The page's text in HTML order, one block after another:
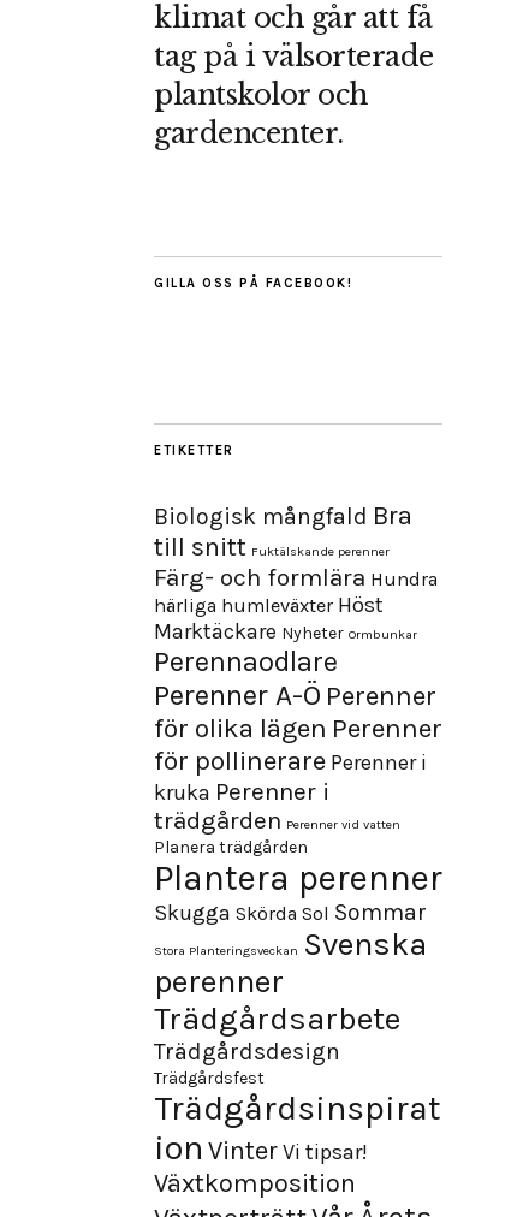
klimat och går att få
tag på i välsorterade
plantskolor och
gardencenter.
GILLA OSS PÅ FACEBOOK!
ETIKETTER
Biologisk mångfald Bra
till snitt Fuktälskande perenner
Färg- och formlära Hundra
härliga humleväxter Höst
Marktäckare Nyheter Ormbunkar
Perennaodlare
Perenner A-Ö Perenner
för olika lägen Perenner
för pollinerare Perenner i
kruka Perenner i
trädgården Perenner vid vatten
Planera trädgården
Plantera perenner
Skugga Skörda Sol Sommar
Stora Planteringsveckan Svenska
perenner
Trädgårdsarbete
Trädgårdsdesign
Trädgårdsfest
Trädgårdsinspirat
ion VinterVi tipsar!
Växtkomposition